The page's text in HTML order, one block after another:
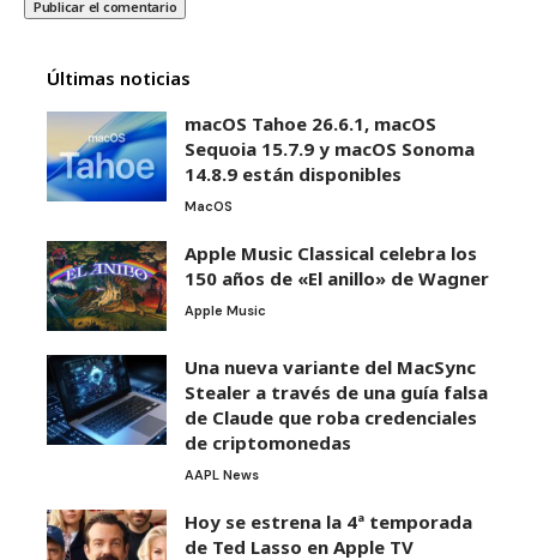
Últimas noticias
macOS Tahoe 26.6.1, macOS
Sequoia 15.7.9 y macOS Sonoma
14.8.9 están disponibles
MacOS
Apple Music Classical celebra los
150 años de «El anillo» de Wagner
Apple Music
Una nueva variante del MacSync
Stealer a través de una guía falsa
de Claude que roba credenciales
de criptomonedas
AAPL News
Hoy se estrena la 4ª temporada
de Ted Lasso en Apple TV